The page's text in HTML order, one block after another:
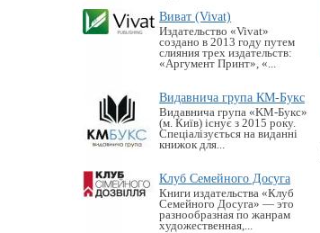
Виват (Vivat)
Издательство «Vivat»
создано в 2013 году путем
слияния трех издательств:
«Аргумент Принт», «...
Видавнича група КМ-Букс
Видавнича група «KM-Букс»
(м. Київ) існує з 2015 року.
Спеціалізується на виданні
книжок для...
Клуб Семейного Досуга
Книги издательства «Клуб
Семейного Досуга» — это
разнообразная по жанрам
художественная,...